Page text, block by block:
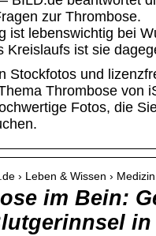
zur Thrombose.
ist lebenswichtig bei
Kreislaufs ist sie
Stockfotos und
Thrombose von
Fotos, die
› Leben & Wissen › Medizin
im Bein:
in